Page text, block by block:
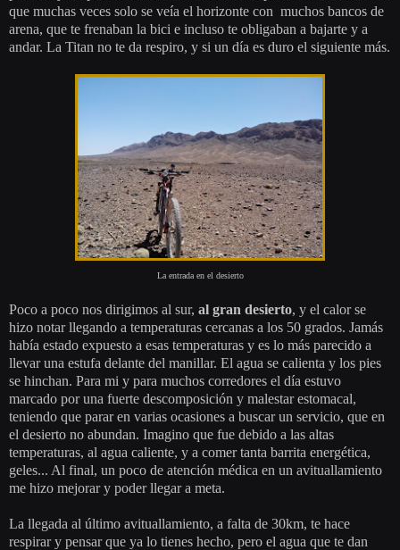
que muchas veces solo se veía el horizonte con muchos bancos de
arena, que te frenaban la bici e incluso te obligaban a bajarte y a
andar. La Titan no te da respiro, y si un día es duro el siguiente más.
La entrada en el desierto
Poco a poco nos dirigimos al sur, al gran desierto, y el calor se
hizo notar llegando a temperaturas cercanas a los 50 grados. Jamás
había estado expuesto a esas temperaturas y es lo más parecido a
llevar una estufa delante del manillar. El agua se calienta y los pies
se hinchan. Para mi y para muchos corredores el día estuvo
marcado por una fuerte descomposición y malestar estomacal,
teniendo que parar en varias ocasiones a buscar un servicio, que en
el desierto no abundan. Imagino que fue debido a las altas
temperaturas, al agua caliente, y a comer tanta barrita energética,
geles... Al final, un poco de atención médica en un avituallamiento
me hizo mejorar y poder llegar a meta.
La llegada al último avituallamiento, a falta de 30km, te hace
respirar y pensar que ya lo tienes hecho, pero el agua que te dan